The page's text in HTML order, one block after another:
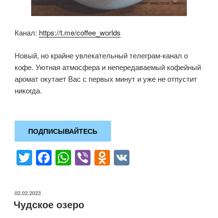
Канал: https://t.me/coffee_worlds
Новый, но крайне увлекательный телеграм-канал о
кофе. Уютная атмосфера и непередаваемый кофейный
аромат окутает Вас с первых минут и уже не отпустит
никогда.
ПОДПИСЫВАЙТЕСЬ
T
wi
tt
er
F
a
e
W
h
s
Vi
b
O
d
ОПУБЛИКОВАНО
02.02.2023
Чудское озеро